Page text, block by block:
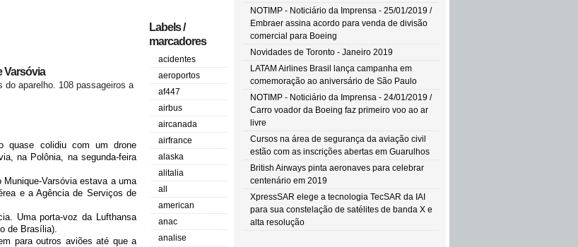
Varsóvia
do aparelho. 108 passageiros a
quase colidiu com um drone
na Polônia, na segunda-feira
Varsóvia estava a uma
e a Agência de Serviços de
Uma porta-voz da Lufthansa
de Brasília).
para outros aviões até que a
Labels /
marcadores
acidentes
aeroportos
af447
airbus
aircanada
airfrance
alaska
alitalia
all
american
anac
analise
NOTIMP - Noticiário da Imprensa - 25/01/2019 /
Embraer assina acordo para venda de divisão
comercial para Boeing
Novidades de Toronto - Janeiro 2019
LATAM Airlines Brasil lança campanha em
comemoração ao aniversário de São Paulo
NOTIMP - Noticiário da Imprensa - 24/01/2019 /
Carro voador da Boeing faz primeiro voo ao ar
livre
Cursos na área de segurança da aviação civil
estão com as inscrições abertas em Guarulhos
British Airways pinta aeronaves para celebrar
centenário em 2019
XpressSAR elege a tecnologia TecSAR da IAI
para sua constelação de satélites de banda X e
alta resolução